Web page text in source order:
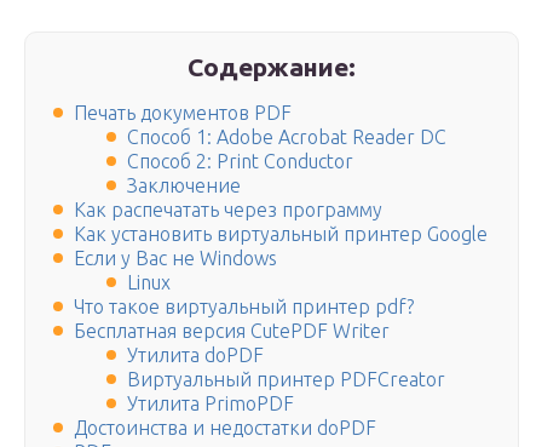
Содержание:
Печать документов PDF
Способ 1: Adobe Acrobat Reader DC
Способ 2: Print Conductor
Заключение
Как распечатать через программу
Как установить виртуальный принтер Google
Если у Вас не Windows
Linux
Что такое виртуальный принтер pdf?
Бесплатная версия CutePDF Writer
Утилита doPDF
Виртуальный принтер PDFCreator
Утилита PrimoPDF
Достоинства и недостатки doPDF